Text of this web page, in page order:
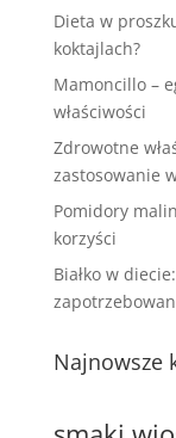
Dieta w
koktajlach?
Mamoncillo –
właściwości
Zdrowotne
zastosowanie
Pomidory
korzyści
Białko w
Najnowsze